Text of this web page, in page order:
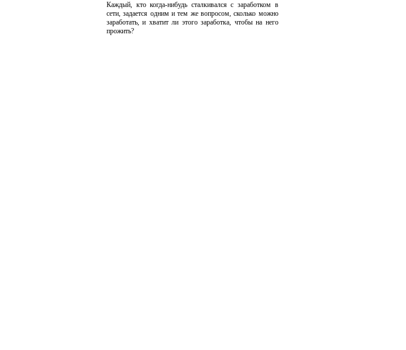
Каждый, кто когда-нибудь сталкивался с заработком в
сети, задается одним и тем же вопросом, сколько можно
заработать, и хватит ли этого заработка, чтобы на него
прожить?